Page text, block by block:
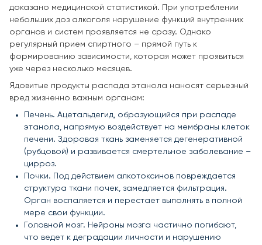
доказано медицинской статистикой. При употреблении
небольших доз алкоголя нарушение функций внутренних
органов и систем проявляется не сразу. Однако
регулярный прием спиртного – прямой путь к
формированию зависимости, которая может проявиться
уже через несколько месяцев.
Ядовитые продукты распада этанола наносят серьезный
вред жизненно важным органам:
Печень. Ацетальдегид, образующийся при распаде
этанола, напрямую воздействует на мембраны клеток
печени. Здоровая ткань заменяется дегенеративной
(рубцовой) и развивается смертельное заболевание –
цирроз.
Почки. Под действием алкотоксинов повреждается
структура ткани почек, замедляется фильтрация.
Орган воспаляется и перестает выполнять в полной
мере свои функции.
Головной мозг. Нейроны мозга частично погибают,
что ведет к деградации личности и нарушению